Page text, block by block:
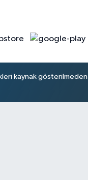
kaynak gösterilmeden